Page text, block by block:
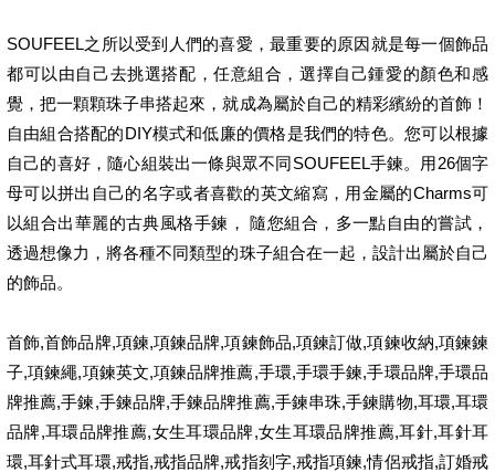
SOUFEEL之所以受到人們的喜愛，最重要的原因就是每一個飾品
都可以由自己去挑選搭配，任意組合，選擇自己鍾愛的顏色和感
覺，把一顆顆珠子串搭起來，就成為屬於自己的精彩繽紛的首飾！
自由組合搭配的DIY模式和低廉的價格是我們的特色。您可以根據
自己的喜好，隨心組裝出一條與眾不同SOUFEEL手鍊。用26個字
母可以拼出自己的名字或者喜歡的英文縮寫，用金屬的Charms可
以組合出華麗的古典風格手鍊， 隨您組合，多一點自由的嘗試，
透過想像力，將各種不同類型的珠子組合在一起，設計出屬於自己
的飾品。
首飾,首飾品牌,項鍊,項鍊品牌,項鍊飾品,項鍊訂做,項鍊收納,項鍊鍊
子,項鍊繩,項鍊英文,項鍊品牌推薦,手環,手環手鍊,手環品牌,手環品
牌推薦,手鍊,手鍊品牌,手鍊品牌推薦,手鍊串珠,手鍊購物,耳環,耳環
品牌,耳環品牌推薦,女生耳環品牌,女生耳環品牌推薦,耳針,耳針耳
環,耳針式耳環,戒指,戒指品牌,戒指刻字,戒指項鍊,情侶戒指,訂婚戒